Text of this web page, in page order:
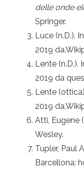
delle onde
Springer.
Luce (n.D.).
2019
Lente (n.D.).
2019 da
Lente
2019
Atti, Eugene
Wesley.
Tupler, Paul
Barcellona: